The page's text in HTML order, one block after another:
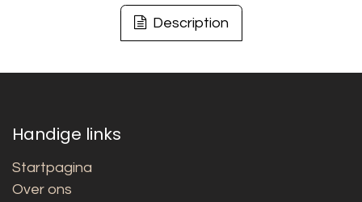
Description
Handige links
Startpagina
Over ons